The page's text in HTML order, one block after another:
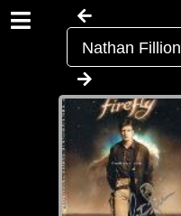
Nathan Fillion